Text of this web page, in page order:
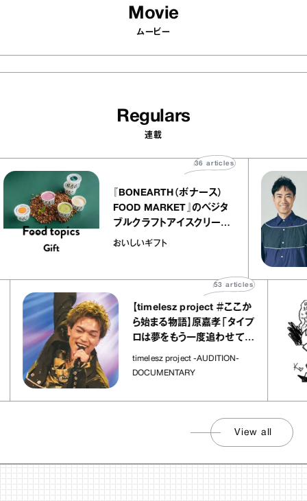
Movie
ムービー
Regulars
連載
『BONEARTH（ボナース）
FOOD MARKET』のベジタ
ブルクラフトアイスクリーム
｜真野知子の「おいしいギフ
おいしいギフト
36articles
【timelesz project ＃ここか
ら始まる物語】原嘉孝「タイプ
ロは夢をもう一度追わせてく
timelesz project -AUDITION-
DOCUMENTARY
53articles
View all